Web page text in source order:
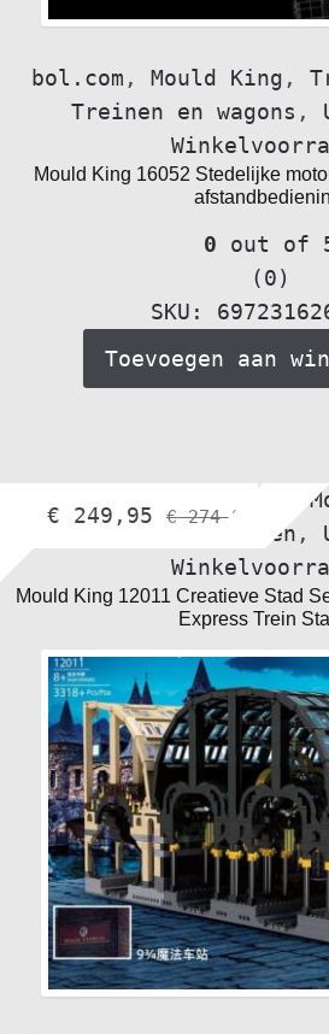
bol.com , Mould King ,
Treinen en wagons ,
Mould King 16052 Stedelijke
0 out of
(0)
SKU:
Toevoegen aan
Treinen ,
Mould King 12011 Creatieve Stad
Express Trein
€ 249,95 €274,95